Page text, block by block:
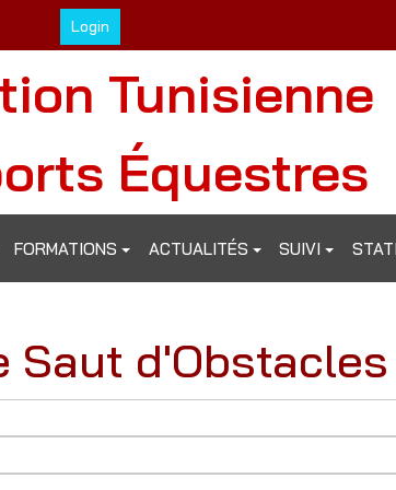
Login
Tunisienne
Équestres
FORMATIONS ACTUALITÉS SUIVI
Saut d'Obstacles